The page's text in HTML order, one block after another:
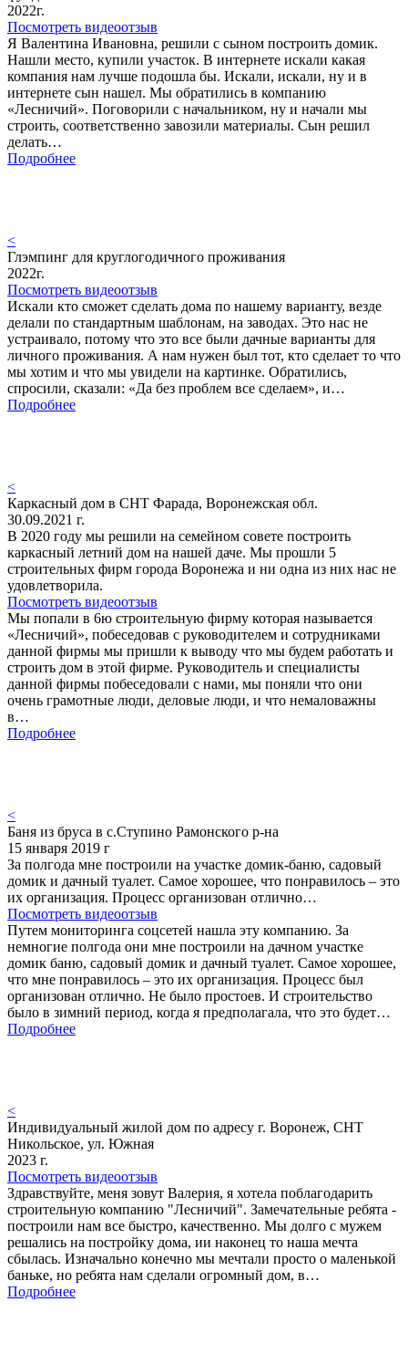
2022г.
Посмотреть видеоотзыв
Я Валентина Ивановна, решили с сыном построить домик.
Нашли место, купили участок. В интернете искали какая
компания нам лучше подошла бы. Искали, искали, ну и в
интернете сын нашел. Мы обратились в компанию
«Лесничий». Поговорили с начальником, ну и начали мы
строить, соответственно завозили материалы. Сын решил
делать…
Подробнее
<
Глэмпинг для круглогодичного проживания
2022г.
Посмотреть видеоотзыв
Искали кто сможет сделать дома по нашему варианту, везде
делали по стандартным шаблонам, на заводах. Это нас не
устраивало, потому что это все были дачные варианты для
личного проживания. А нам нужен был тот, кто сделает то что
мы хотим и что мы увидели на картинке. Обратились,
спросили, сказали: «Да без проблем все сделаем», и…
Подробнее
<
Каркасный дом в СНТ Фарада, Воронежская обл.
30.09.2021 г.
В 2020 году мы решили на семейном совете построить
каркасный летний дом на нашей даче. Мы прошли 5
строительных фирм города Воронежа и ни одна из них нас не
удовлетворила.
Посмотреть видеоотзыв
Мы попали в 6ю строительную фирму которая называется
«Лесничий», побеседовав с руководителем и сотрудниками
данной фирмы мы пришли к выводу что мы будем работать и
строить дом в этой фирме. Руководитель и специалисты
данной фирмы побеседовали с нами, мы поняли что они
очень грамотные люди, деловые люди, и что немаловажны
в…
Подробнее
<
Баня из бруса в с.Ступино Рамонского р-на
15 января 2019 г
За полгода мне построили на участке домик-баню, садовый
домик и дачный туалет. Самое хорошее, что понравилось – это
их организация. Процесс организован отлично…
Посмотреть видеоотзыв
Путем мониторинга соцсетей нашла эту компанию. За
немногие полгода они мне построили на дачном участке
домик баню, садовый домик и дачный туалет. Самое хорошее,
что мне понравилось – это их организация. Процесс был
организован отлично. Не было простоев. И строительство
было в зимний период, когда я предполагала, что это будет…
Подробнее
<
Индивидуальный жилой дом по адресу г. Воронеж, СНТ
Никольское, ул. Южная
2023 г.
Посмотреть видеоотзыв
Здравствуйте, меня зовут Валерия, я хотела поблагодарить
строительную компанию "Лесничий". Замечательные ребята -
построили нам все быстро, качественно. Мы долго с мужем
решались на постройку дома, ии наконец то наша мечта
сбылась. Изначально конечно мы мечтали просто о маленькой
баньке, но ребята нам сделали огромный дом, в…
Подробнее